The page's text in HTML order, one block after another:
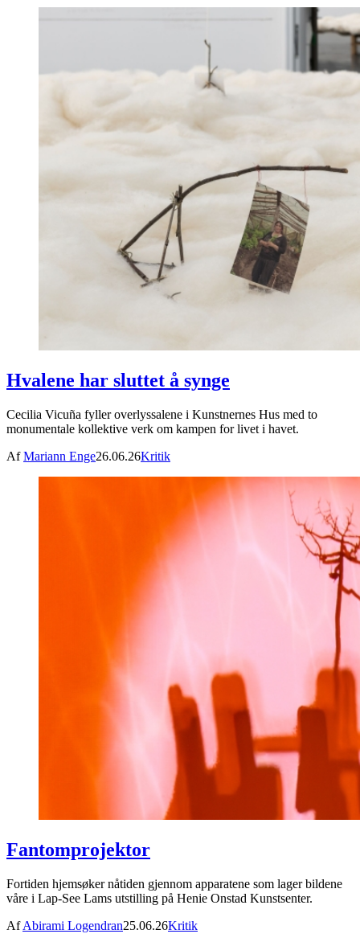
Hvalene har sluttet å synge
Cecilia Vicuña fyller overlyssalene i Kunstnernes Hus med to
monumentale kollektive verk om kampen for livet i havet.
AfMariann Enge26.06.26Kritik
Fantomprojektor
Fortiden hjemsøker nåtiden gjennom apparatene som lager bildene
våre i Lap-See Lams utstilling på Henie Onstad Kunstsenter.
AfAbirami Logendran25.06.26Kritik